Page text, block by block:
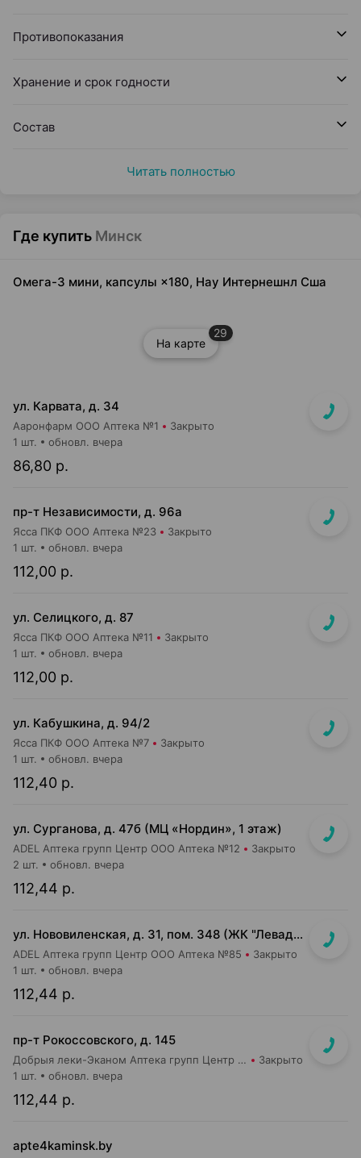
Противопоказания
Хранение и срок годности
Состав
Читать полностью
Где купить Минск
Омега-3 мини, капсулы ×180, Нау Интернешнл Сша
На карте
29
ул. Карвата, д. 34
Ааронфарм ООО Аптека №1 Закрыто
86,80 р.
1 шт. обновл. вчера
пр-т Независимости, д. 96а
Ясса ПКФ ООО Аптека №23 Закрыто
112,00 р.
1 шт. обновл. вчера
ул. Селицкого, д. 87
Ясса ПКФ ООО Аптека №11 Закрыто
112,00 р.
1 шт. обновл. вчера
ул. Кабушкина, д. 94/2
Ясса ПКФ ООО Аптека №7 Закрыто
112,40 р.
1 шт. обновл. вчера
ул. Сурганова, д. 47б (МЦ «Нордин», 1 этаж)
ADEL Аптека групп Центр ООО Аптека №12 Закрыто
112,44 р.
2 шт. обновл. вчера
ул. Нововиленская, д. 31, пом. 348 (ЖК "Левада")
ADEL Аптека групп Центр ООО Аптека №85 Закрыто
112,44 р.
1 шт. обновл. вчера
пр-т Рокоссовского, д. 145
Добрыя леки-Эканом Аптека групп Центр ООО Аптека №90 Закрыто
112,44 р.
1 шт. обновл. вчера
apte4kaminsk.by